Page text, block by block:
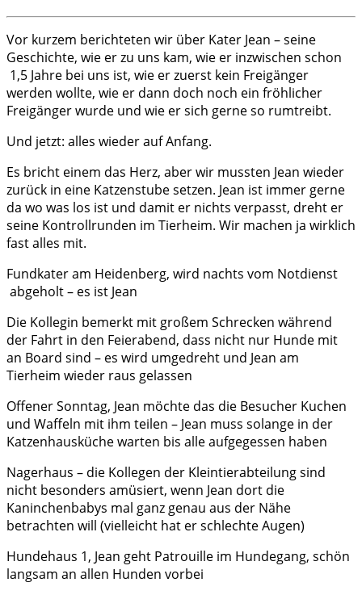
Vor kurzem berichteten wir über Kater Jean – seine
Geschichte, wie er zu uns kam, wie er inzwischen schon
1,5 Jahre bei uns ist, wie er zuerst kein Freigänger
werden wollte, wie er dann doch noch ein fröhlicher
Freigänger wurde und wie er sich gerne so rumtreibt.
Und jetzt: alles wieder auf Anfang.
Es bricht einem das Herz, aber wir mussten Jean wieder
zurück in eine Katzenstube setzen. Jean ist immer gerne
da wo was los ist und damit er nichts verpasst, dreht er
seine Kontrollrunden im Tierheim. Wir machen ja wirklich
fast alles mit.
Fundkater am Heidenberg, wird nachts vom Notdienst
abgeholt – es ist Jean
Die Kollegin bemerkt mit großem Schrecken während
der Fahrt in den Feierabend, dass nicht nur Hunde mit
an Board sind – es wird umgedreht und Jean am
Tierheim wieder raus gelassen
Offener Sonntag, Jean möchte das die Besucher Kuchen
und Waffeln mit ihm teilen – Jean muss solange in der
Katzenhausküche warten bis alle aufgegessen haben
Nagerhaus – die Kollegen der Kleintierabteilung sind
nicht besonders amüsiert, wenn Jean dort die
Kaninchenbabys mal ganz genau aus der Nähe
betrachten will (vielleicht hat er schlechte Augen)
Hundehaus 1, Jean geht Patrouille im Hundegang, schön
langsam an allen Hunden vorbei